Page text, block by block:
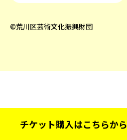
チケット購入はこちらから
©荒川区芸術文化振興財団